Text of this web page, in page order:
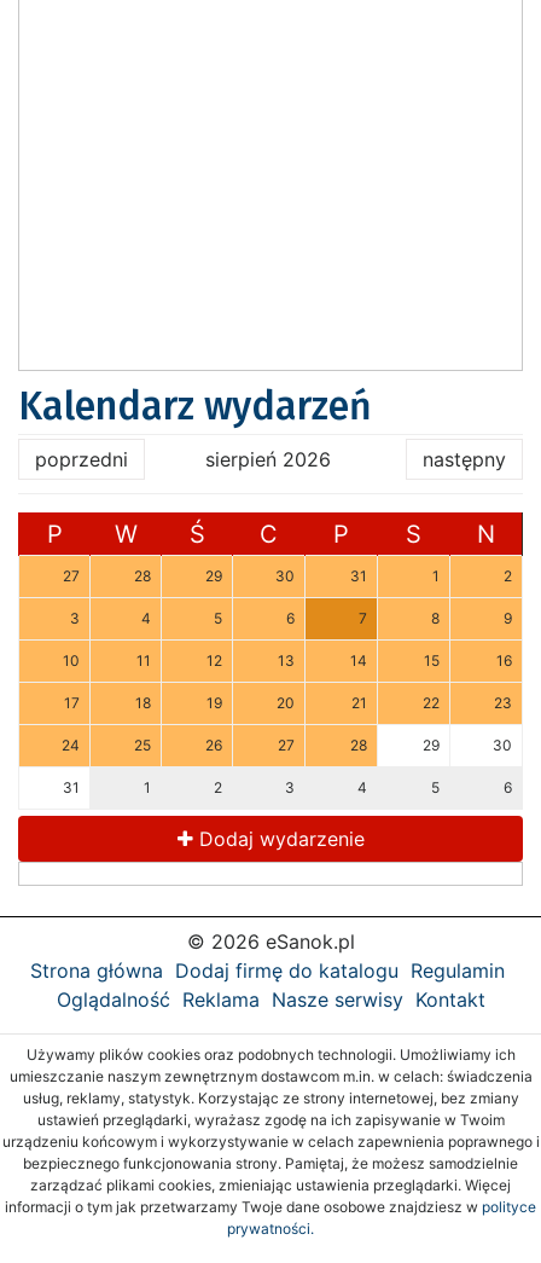
Kalendarz wydarzeń
poprzedni sierpień 2026 następny
P W Ś C P S N
27 28 29 30 31 1 2
3 4 5 6 7 8 9
10 11 12 13 14 15 16
17 18 19 20 21 22 23
24 25 26 27 28 29 30
31 1 2 3 4 5 6
Dodaj wydarzenie
© 2026 eSanok.pl
Strona główna Dodaj firmę do katalogu Regulamin
Oglądalność Reklama Nasze serwisy Kontakt
Używamy plików cookies oraz podobnych technologii. Umożliwiamy ich
umieszczanie naszym zewnętrznym dostawcom m.in. w celach: świadczenia
usług, reklamy, statystyk. Korzystając ze strony internetowej, bez zmiany
ustawień przeglądarki, wyrażasz zgodę na ich zapisywanie w Twoim
urządzeniu końcowym i wykorzystywanie w celach zapewnienia poprawnego i
bezpiecznego funkcjonowania strony. Pamiętaj, że możesz samodzielnie
zarządzać plikami cookies, zmieniając ustawienia przeglądarki. Więcej
informacji o tym jak przetwarzamy Twoje dane osobowe znajdziesz w polityce
prywatności.